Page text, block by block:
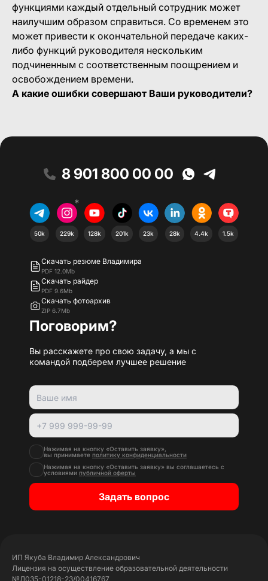
функциями каждый отдельный сотрудник может
наилучшим образом справиться. Со временем это
может привести к окончательной передаче каких-
либо функций руководителя нескольким
подчиненным с соответственным поощрением и
освобождением времени.
А какие ошибки совершают Ваши руководители?
8 901 800 00 00
50k
*
229k 128k 201k 23k 28k 4.4k 1.5k
Скачать резюме Владимира
PDF 12.0Mb
Скачать райдер
PDF 9.6Mb
Скачать фотоархив
ZIP 6.7Mb
Поговорим?
Вы расскажете про свою задачу, а мы с
командой подберем лучшее решение
Нажимая на кнопку «Оставить заявку»,
вы принимаете политику конфиденциальности
Нажимая на кнопку «Оставить заявку» вы соглашаетесь с
условиями публичной оферты
Задать вопрос
ИП Якуба Владимир Александрович
Лицензия на осуществление образовательной деятельности
№Л035-01218-23/00416767